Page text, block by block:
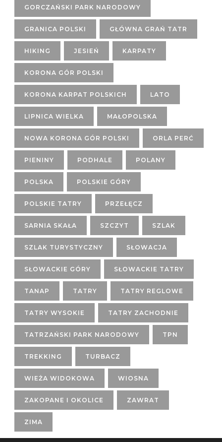
GORCZAŃSKI PARK NARODOWY
GRANICA POLSKI GŁÓWNA GRAŃ TATR
HIKING JESIEŃ KARPATY
KORONA GÓR POLSKI
KORONA KARPAT POLSKICH LATO
LIPNICA WIELKA MAŁOPOLSKA
NOWA KORONA GÓR POLSKI ORLA PERĆ
PIENINY PODHALE POLANY
POLSKA POLSKIE GÓRY
POLSKIE TATRY PRZEŁĘCZ
SARNIA SKAŁA SZCZYT SZLAK
SZLAK TURYSTYCZNY SŁOWACJA
SŁOWACKIE GÓRY SŁOWACKIE TATRY
TANAP TATRY TATRY REGLOWE
TATRY WYSOKIE TATRY ZACHODNIE
TATRZAŃSKI PARK NARODOWY TPN
TREKKING TURBACZ
WIEŻA WIDOKOWA WIOSNA
ZAKOPANE I OKOLICE ZAWRAT
ZIMA